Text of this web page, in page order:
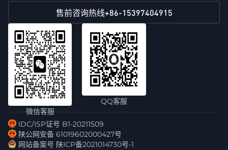
售前咨询热线+86-15397404915
微信客服
QQ客服
IDC/ISP证号 B1-20211509
陕公网安备 61019602000427号
网站备案号 陕ICP备2021014730号-1